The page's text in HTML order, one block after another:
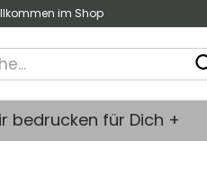
im Shop
bedrucken für Dich +